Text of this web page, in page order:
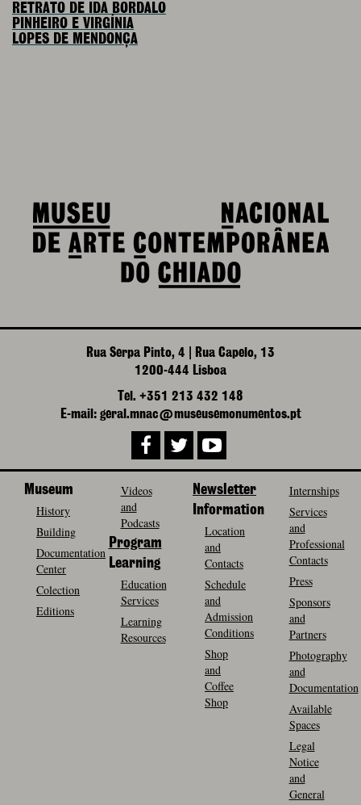
RETRATO DE IDA BORDALO
PINHEIRO E VIRGÍNIA
LOPES DE MENDONÇA
Rua Serpa Pinto, 4 | Rua Capelo, 13
1200-444 Lisboa
Tel. +351 213 432 148
E-mail: geral.mnac@museusemonumentos.pt
Museum
History
Building
Documentation
Center
Colection
Editions
Videos
and
Podcasts
Program
Learning
Education
Services
Learning
Resources
Newsletter
Information
Location
and
Contacts
Schedule
and
Admission
Conditions
Shop
and
Coffee
Shop
Internships
Services
and
Professional
Contacts
Press
Sponsors
and
Partners
Photography
and
Documentation
Available
Spaces
Legal
Notice
and
General